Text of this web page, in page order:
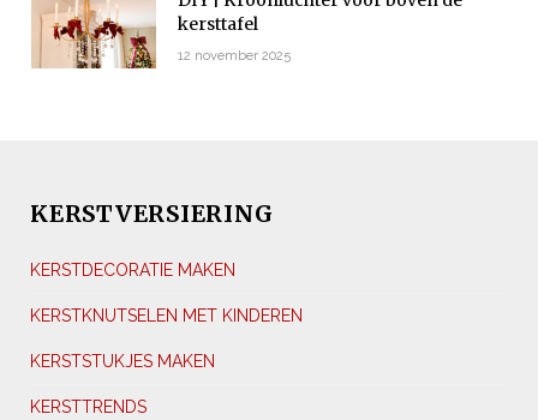
kersttafel
12 november 2025
KERSTVERSIERING
KERSTDECORATIE MAKEN
KERSTKNUTSELEN MET KINDEREN
KERSTSTUKJES MAKEN
KERSTTRENDS